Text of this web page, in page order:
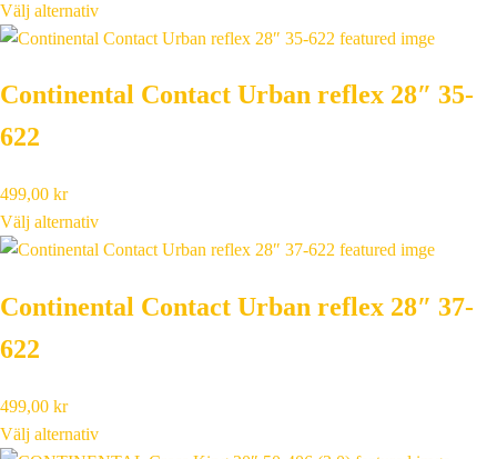
Välj alternativ
Continental Contact Urban reflex 28″ 35-
622
499,00 kr
Välj alternativ
Continental Contact Urban reflex 28″ 37-
622
499,00 kr
Välj alternativ